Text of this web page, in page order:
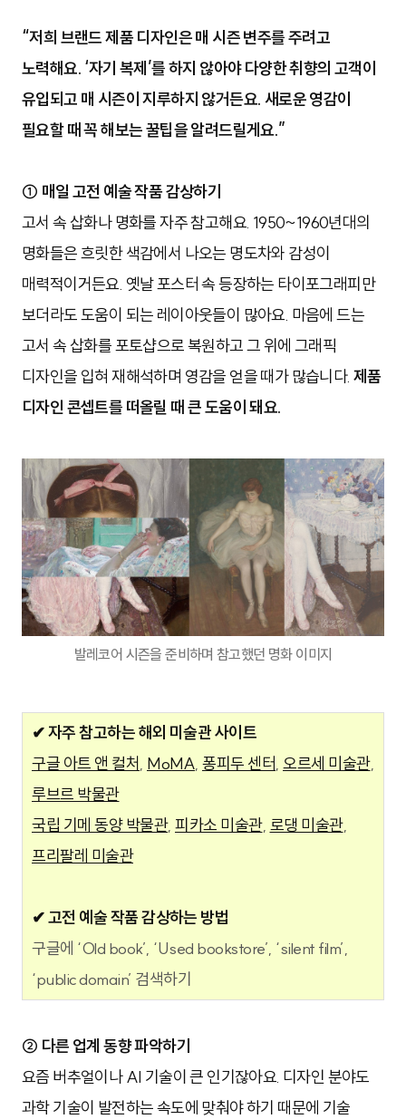
“저희 브랜드 제품 디자인은 매 시즌 변주를 주려고
노력해요. ‘자기 복제’를 하지 않아야 다양한 취향의 고객이
유입되고 매 시즌이 지루하지 않거든요. 새로운 영감이
필요할 때 꼭 해보는 꿀팁을 알려드릴게요.”
① 매일 고전 예술 작품 감상하기
고서 속 삽화나 명화를 자주 참고해요. 1950~1960년대의
명화들은 흐릿한 색감에서 나오는 명도차와 감성이
매력적이거든요. 옛날 포스터 속 등장하는 타이포그래피만
보더라도 도움이 되는 레이아웃들이 많아요. 마음에 드는
고서 속 삽화를 포토샵으로 복원하고 그 위에 그래픽
디자인을 입혀 재해석하며 영감을 얻을 때가 많습니다. 제품
디자인 콘셉트를 떠올릴 때 큰 도움이 돼요.
발레코어 시즌을 준비하며 참고했던 명화 이미지
✔ 자주 참고하는 해외 미술관 사이트
구글 아트 앤 컬처, MoMA, 퐁피두 센터, 오르세 미술관,
루브르 박물관
국립 기메 동양 박물관, 피카소 미술관, 로댕 미술관,
프리팔레 미술관
✔ 고전 예술 작품 감상하는 방법
구글에 ‘Old book’, ‘Used bookstore’, ‘silent film’,
‘public domain’ 검색하기
② 다른 업계 동향 파악하기
요즘 버추얼이나 AI 기술이 큰 인기잖아요. 디자인 분야도
과학 기술이 발전하는 속도에 맞춰야 하기 때문에 기술